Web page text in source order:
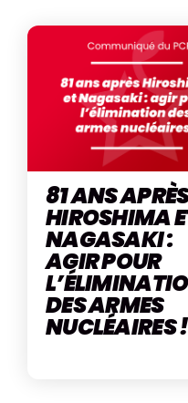
81 ANS
HIROSHIMA
NAGASAKI :
AGIR POUR
DES ARMES
NUCLÉAIRES !